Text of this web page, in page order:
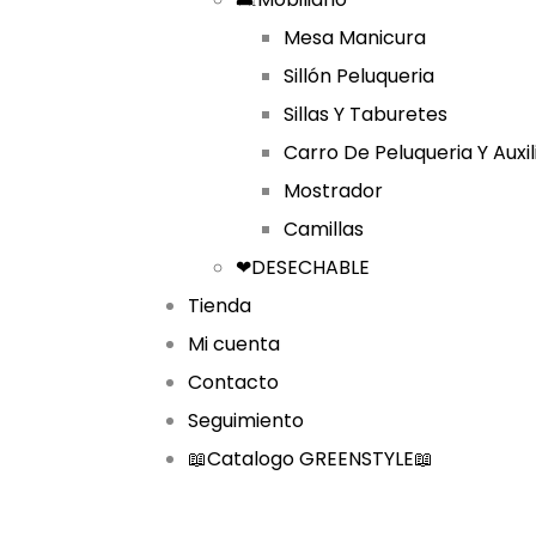
Mesa Manicura
Sillón Peluqueria
Sillas Y Taburetes
Carro De Peluqueria Y
Mostrador
Camillas
❤DESECHABLE
Tienda
Mi cuenta
Contacto
Seguimiento
📖Catalogo GREENSTYLE📖